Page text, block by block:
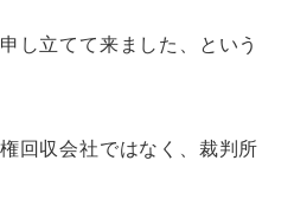
し立てて来ました、という
回収会社ではなく、裁判所